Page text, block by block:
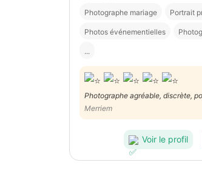
Photographe mariage Portrait
Photos événementielles
...
Photographe agréable, discrète,
grand merci ☺️
Merriem
Voir le profil